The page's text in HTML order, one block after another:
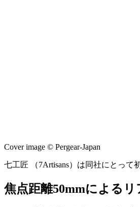
Cover image © Pergear-Japan
七工匠 （7Artisans）は同社にとって
焦点距離50mmによるリ